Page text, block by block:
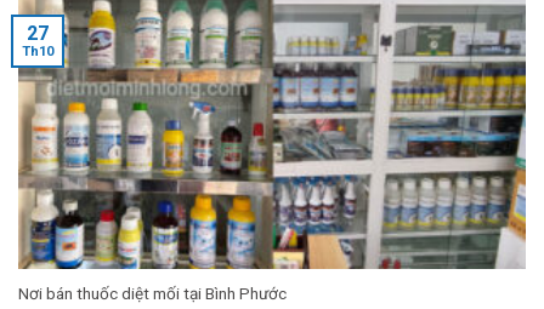
Nơi bán thuốc diệt mối tại Bình Phước
27
Th10